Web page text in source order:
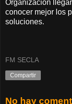
Organización
conocer mejor los
soluciones.
FM SECLA
Compartir
No hay